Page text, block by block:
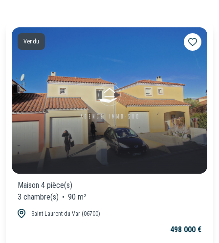
Vendu
Maison 4 pièce(s)
3 chambre(s)
90 m²
Saint-Laurent-du-Var (06700)
498 000 €